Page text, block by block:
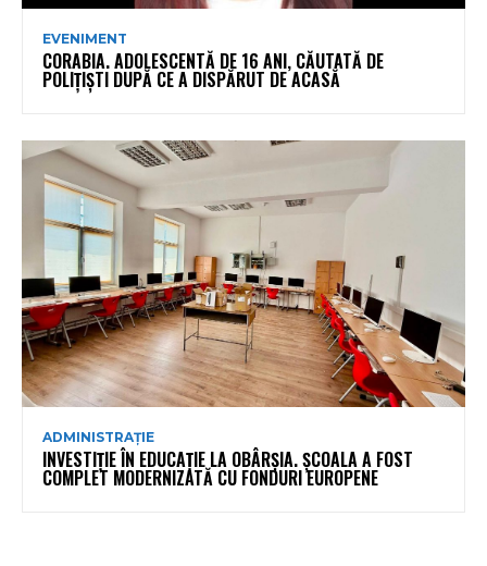
EVENIMENT
CORABIA. ADOLESCENTĂ DE 16 ANI, CĂUTATĂ DE
POLIȚIȘTI DUPĂ CE A DISPĂRUT DE ACASĂ
ADMINISTRAȚIE
INVESTIȚIE ÎN EDUCAȚIE LA OBÂRȘIA. ȘCOALA A FOST
COMPLET MODERNIZATĂ CU FONDURI EUROPENE